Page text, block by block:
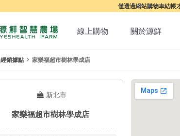
僅透過網站購物車結帳
線上購物 關於源鮮
經銷據點 家樂福超市樹林學成店
新北市
家樂福超市樹林學成店